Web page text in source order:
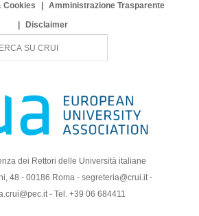
Cookies
Amministrazione Trasparente
Disclaimer
dei Rettori delle Università italiane
48 - 00186 Roma - segreteria@crui.it -
- Tel. +39 06 684411